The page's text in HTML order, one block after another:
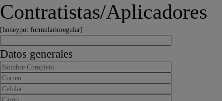
Contratistas/Aplicadores
[honeypot formularioregular]
Datos generales